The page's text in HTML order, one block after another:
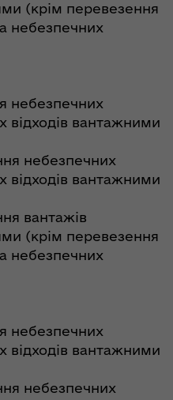
(крім перевезення
небезпечних
небезпечних
відходів вантажними
небезпечних
відходів вантажними
вантажів
(крім перевезення
небезпечних
небезпечних
відходів вантажними
небезпечних